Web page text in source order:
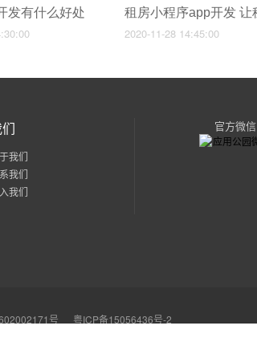
发有什么好处
2020-11-28 14:45:00
我们
我们
我们
官方微信
号 粤ICP备15056436号-2